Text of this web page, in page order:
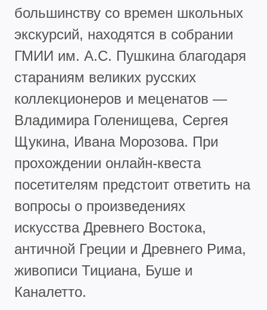
большинству со времен школьных
экскурсий, находятся в собрании
ГМИИ им. А.С. Пушкина благодаря
стараниям великих русских
коллекционеров и меценатов —
Владимира Голенищева, Сергея
Щукина, Ивана Морозова. При
прохождении онлайн-квеста
посетителям предстоит ответить на
вопросы о произведениях
искусства Древнего Востока,
античной Греции и Древнего Рима,
живописи Тициана, Буше и
Каналетто.